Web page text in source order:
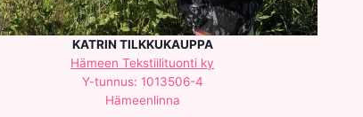
KATRIN TILKKUKAUPPA
Hämeen Tekstiilituonti ky
Y-tunnus: 1013506-4
Hämeenlinna